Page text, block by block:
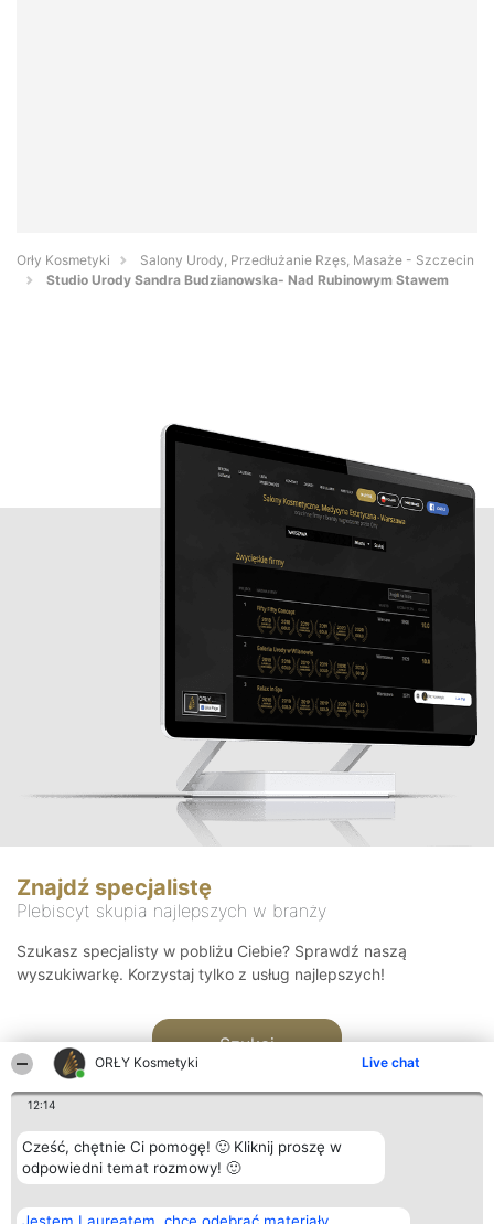
ORŁY Kosmetyki Live chat
12:14
Cześć, chętnie Ci pomogę! 🙂 Kliknij proszę w
odpowiedni temat rozmowy! 🙂
Orły Kosmetyki
Salony Urody, Przedłużanie Rzęs, Masaże - Szczecin
Studio Urody Sandra Budzianowska- Nad Rubinowym Stawem
Znajdź specjalistę
Plebiscyt skupia najlepszych w branży
Szukasz specjalisty w pobliżu Ciebie? Sprawdź naszą
wyszukiwarkę. Korzystaj tylko z usług najlepszych!
Szukaj
Organizator plebiscytu Plebiscyt Blog Kontakt